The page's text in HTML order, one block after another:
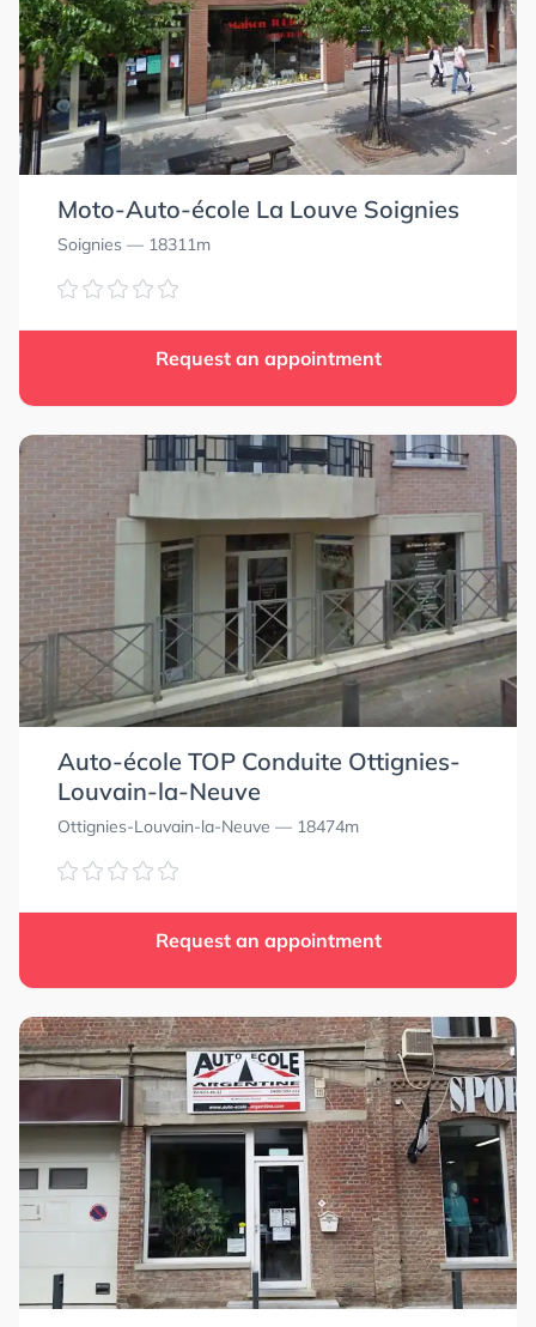
Moto-Auto-école La Louve Soignies
Soignies — 18311m
Request an appointment
Auto-école TOP Conduite Ottignies-
Louvain-la-Neuve
Ottignies-Louvain-la-Neuve — 18474m
Request an appointment